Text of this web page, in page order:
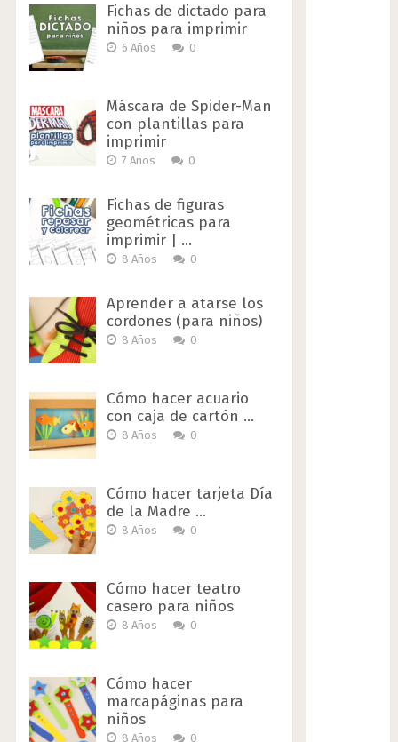
Fichas de dictado para
niños para imprimir
6 Años 0
Máscara de Spider-Man
con plantillas para
imprimir
7 Años 0
Fichas de figuras
geométricas para
imprimir | …
8 Años 0
Aprender a atarse los
cordones (para niños)
8 Años 0
Cómo hacer acuario
con caja de cartón …
8 Años 0
Cómo hacer tarjeta Día
de la Madre …
8 Años 0
Cómo hacer teatro
casero para niños
8 Años 0
Cómo hacer
marcapáginas para
niños
8 Años 0